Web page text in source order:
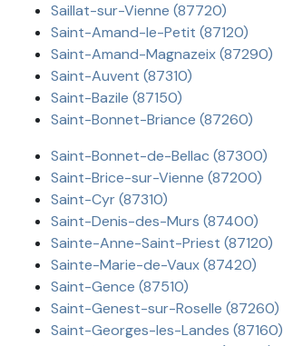
Saillat-sur-Vienne (87720)
Saint-Amand-le-Petit (87120)
Saint-Amand-Magnazeix (87290)
Saint-Auvent (87310)
Saint-Bazile (87150)
Saint-Bonnet-Briance (87260)
Saint-Bonnet-de-Bellac (87300)
Saint-Brice-sur-Vienne (87200)
Saint-Cyr (87310)
Saint-Denis-des-Murs (87400)
Sainte-Anne-Saint-Priest (87120)
Sainte-Marie-de-Vaux (87420)
Saint-Gence (87510)
Saint-Genest-sur-Roselle (87260)
Saint-Georges-les-Landes (87160)